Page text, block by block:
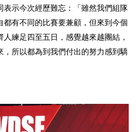
示今次經歷難忘：「 雖然我們組隊
有不同的比賽要兼顧， 但來到今個
練足四至五日， 感覺越來越團結，
所以都為到我們付出的努力感到驕